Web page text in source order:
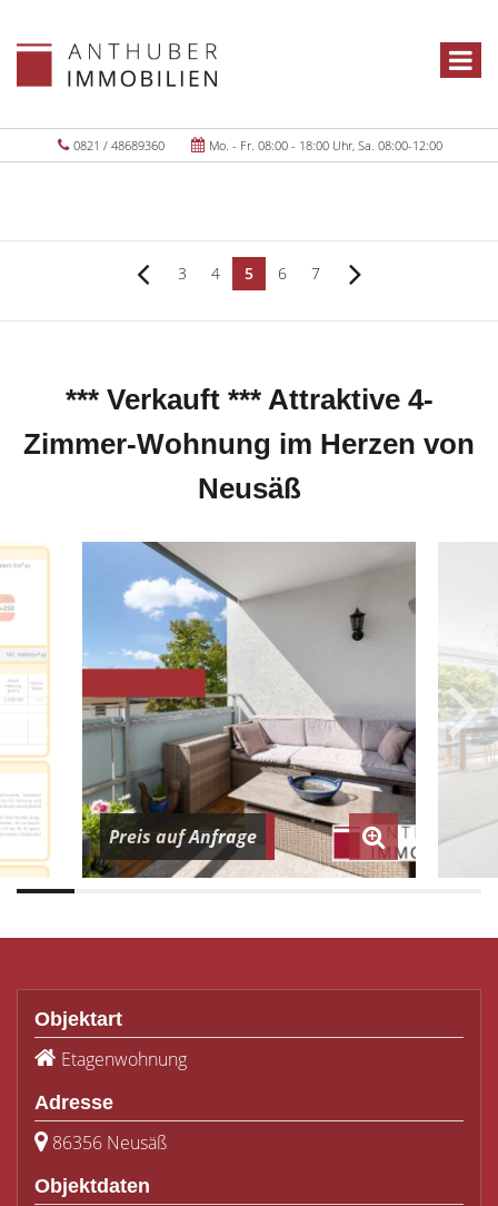
0821 / 48689360 Mo. - Fr. 08:00 - 18:00 Uhr, Sa. 08:00-12:00
3 4 5 6 7
*** Verkauft *** Attraktive 4-
Zimmer-Wohnung im Herzen von
Neusäß
Preis auf Anfrage
Objektart
Etagenwohnung
Adresse
86356 Neusäß
Objektdaten